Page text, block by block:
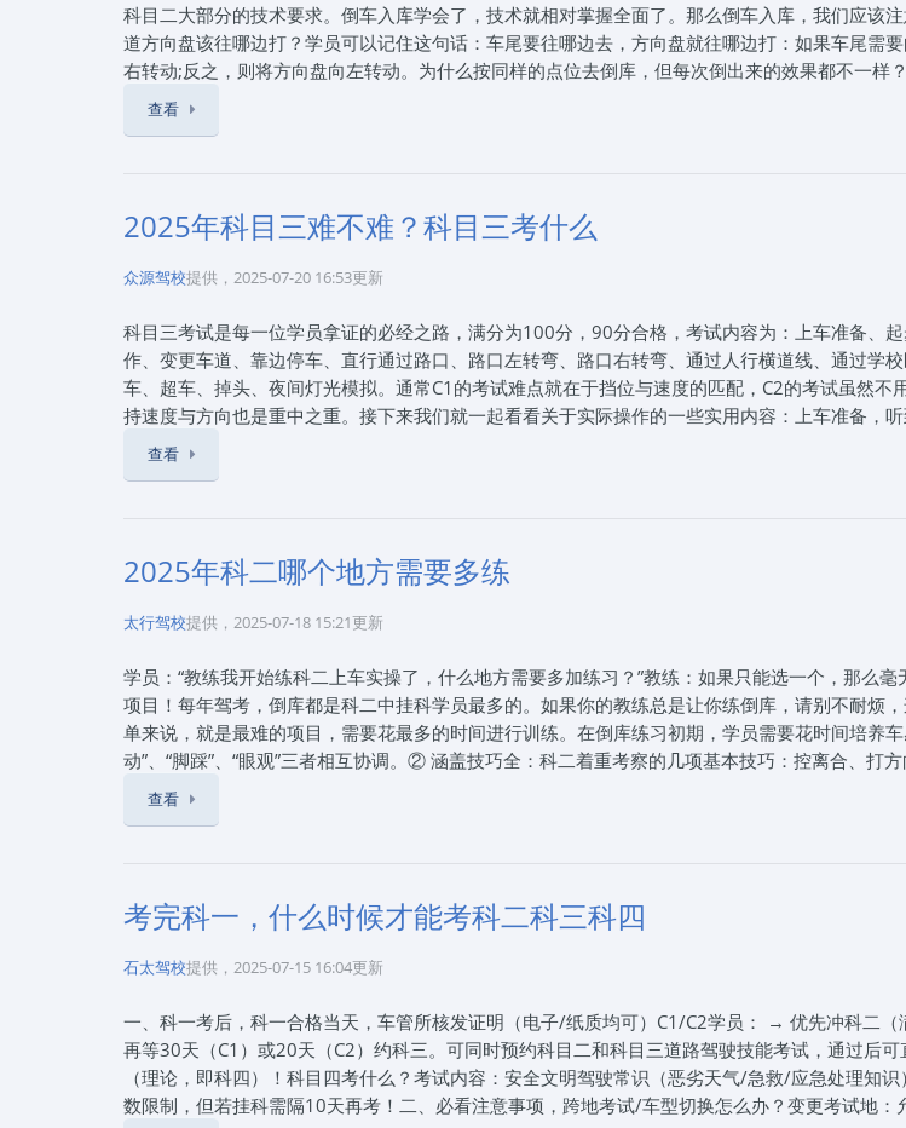
科目二大部分的技术要求。倒车入库学会了，技术就相对掌握全面了。那么倒车入库，我们应该
道方向盘该往哪边打？学员可以记住这句话：车尾要往哪边去，方向盘就往哪边打：如果车尾需
右转动;反之，则将方向盘向左转动。为什么按同样的点位去倒库，但每次倒出来的效果都不一
每次的点位都有偏差。记得上车后，第一时间调整，固定方法。不要因为嫌麻烦，就直接沿用上
及时回正，入库观察到车身将与库边线平行时，应迅速回正方向。观察后视镜中车身与左右库边
身停正并居中。如果车身偏了一些来不及调整，也没关系。只要不压线均算合格。
《倒库时左右不分，不知道方向盘该往哪边打怎么办》来自互联网，2025年7月23日思毅学车整
拿证一站式驾考咨询服务！报驾校就上石家庄思毅学车，让您轻松学车！
查看
2025年科目三难不难？科目三考什么
众源驾校提供，2025-07-20 16:53更新
科目三考试是每一位学员拿证的必经之路，满分为100分，90分合格，考试内容为：上车准备、
作、变更车道、靠边停车、直行通过路口、路口左转弯、路口右转弯、通过人行横道线、通过学
车、超车、掉头、夜间灯光模拟。通常C1的考试难点就在于挡位与速度的匹配，C2的考试虽然不
持速度与方向也是重中之重。接下来我们就一起看看关于实际操作的一些实用内容：上车准备，
门绕车一周（逆方向）后再次上车。上车调整座椅、系安全带，检查灯光是否复位后开始夜间灯
观察行人及车辆。会车、听到语音提示后，注意保持车距，正常行驶。直线行驶、两眼目视正前
过5°），摆正车身。可以根据车头左角与车道线重合，来轻微调整车身，保持中线行驶。左/右转
秒），看后视镜观察道路情况。左转时需要观察红绿灯，右转无需看。转弯时需要减速，同样也不
方车辆的左边过。听到语音提示后，先打开左转向灯（保持3秒），观察后视镜及前方路况，变入
打开右转向灯（保持3秒），观察后视镜及前方路况，回到原车道。掉头、打开转向灯，观察路况
（与转向灯相反的一边），减速，打方向盘。靠边停车，打开右转向灯（保持3秒），观察车头
的位置）向左打方向盘，观察后视镜，在车身与停车线约30cm以内的距离停车。C1需要挂空挡，
观察，确认安全后下车，关车门，结束考试。科目三考试并不可怕，只要我们充分准备、掌握技
就一定能够顺利通过。赶紧练起来吧，一次性通过科目三也不是什么难事！
查看
2025年科二哪个地方需要多练
太行驾校提供，2025-07-18 15:21更新
学员：“教练我开始练科二上车实操了，什么地方需要多加练习？”教练：如果只能选一个，那么毫
项目！每年驾考，倒库都是科二中挂科学员最多的。如果你的教练总是让你练倒库，请别不耐烦
单来说，就是最难的项目，需要花最多的时间进行训练。在倒库练习初期，学员需要花时间培养
动”、“脚踩”、“眼观”三者相互协调。② 涵盖技巧全：科二着重考察的几项基本技巧：控离合、打
恰恰非常锻炼这3项基本操作。把倒库练熟了，其他项目都好上手。另外，学员在练倒库的几个常
断车身能不能完全进库？关键是要懂得提前预判车轮与库角（边线）的距离，是否保持在合适的
及时调整。学员在训练中，可以是不是下车观察距离情况，增强自己的位置感。不懂如何调整，当
库边太窄（宽）了，该怎么调整？此时，很多学员往往不清楚要往哪边打方向盘，一倒车就左右不
句话就好：①倒车时，方向盘往哪边打，车尾就往哪走②入库调整车身看后轮，左后轮边距宽了往
右调。
《2025年科二哪个地方需要多练》来自互联网，2025年7月18日思毅学车整理发布。石家庄思毅
80801909，通过本站报名石家庄驾校可以享受团报价格，我们帮学员朋友从选择驾校、报名、
驾考咨询服务！报驾校就上石家庄思毅学车，让您轻松学车！
查看
考完科一，什么时候才能考科二科三科四
石太驾校提供，2025-07-15 16:04更新
一、科一考后，科一合格当天，车管所核发证明（电子/纸质均可）C1/C2学员： → 优先冲科二
再等30天（C1）或20天（C2）约科三。可同时预约科目二和科目三道路驾驶技能考试，通过后
（理论，即科四）！科目四考什么？考试内容：安全文明驾驶常识（恶劣天气/急救/应急处理知
数限制，但若挂科需隔10天再考！二、必看注意事项，跨地考试/车型切换怎么办？变更考试地